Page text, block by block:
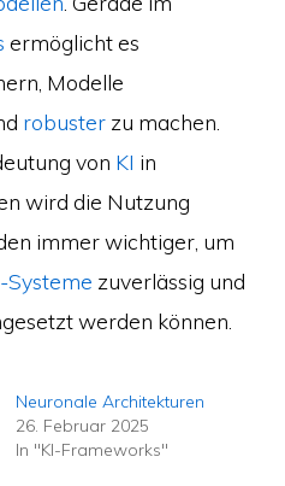
ermöglicht es
Modelle
robusterzu machen.
von KI in
wird die Nutzung
immer wichtiger, um
Systeme zuverlässig und
werden können.
Neuronale Architekturen
26. Februar 2025
In "KI-Frameworks"